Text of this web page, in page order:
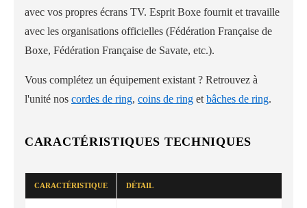
avec vos propres écrans TV. Esprit Boxe fournit et travaille
avec les organisations officielles (Fédération Française de
Boxe, Fédération Française de Savate, etc.).
Vous complétez un équipement existant ? Retrouvez à
l'unité nos cordes de ring, coins de ring et bâches de ring.
CARACTÉRISTIQUES TECHNIQUES
CARACTÉRISTIQUE DÉTAIL